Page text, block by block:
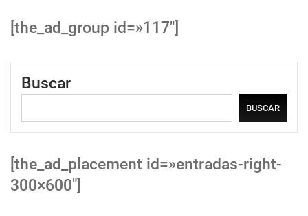
[the_ad_group id=»117″]
Buscar
BUSCAR
[the_ad_placement id=»entradas-right-
300×600″]